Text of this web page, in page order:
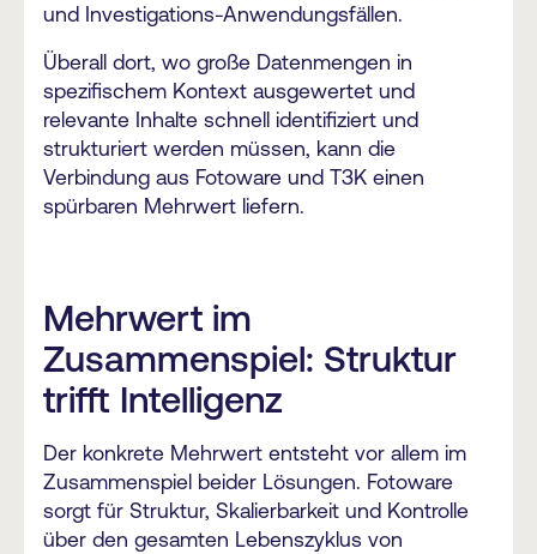
und Investigations-Anwendungsfällen.
Überall dort, wo große Datenmengen in
spezifischem Kontext ausgewertet und
relevante Inhalte schnell identifiziert und
strukturiert werden müssen, kann die
Verbindung aus Fotoware und T3K einen
spürbaren Mehrwert liefern.
Mehrwert im
Zusammenspiel: Struktur
trifft Intelligenz
Der konkrete Mehrwert entsteht vor allem im
Zusammenspiel beider Lösungen. Fotoware
sorgt für Struktur, Skalierbarkeit und Kontrolle
über den gesamten Lebenszyklus von